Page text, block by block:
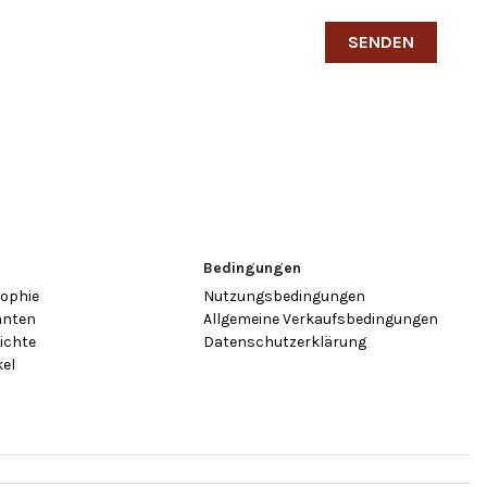
Bedingungen
Nutzungsbedingungen
Allgemeine Verkaufsbedingungen
Datenschutzerklärung